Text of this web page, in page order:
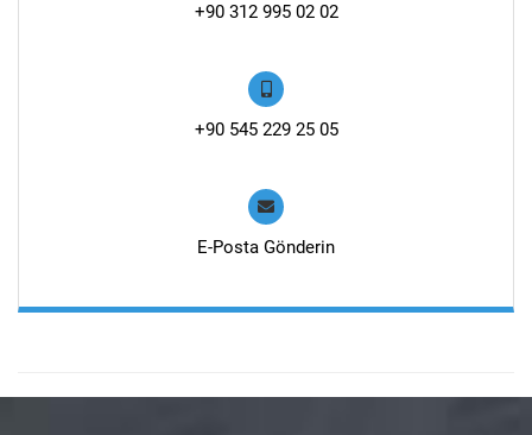
+90 312 995 02 02
+90 545 229 25 05
E-Posta Gönderin